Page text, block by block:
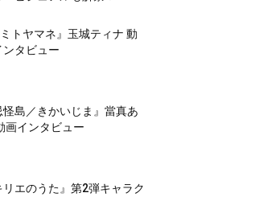
ミトヤマネ』玉城ティナ 動
ンタビュー
怪島／きかいじま』當真あ
画インタビュー
リエのうた』第2弾キャラク